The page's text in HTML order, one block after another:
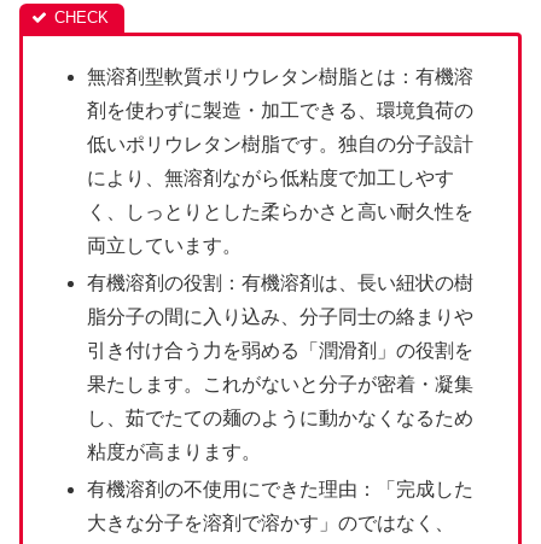
無溶剤型軟質ポリウレタン樹脂とは：有機溶
剤を使わずに製造・加工できる、環境負荷の
低いポリウレタン樹脂です。独自の分子設計
により、無溶剤ながら低粘度で加工しやす
く、しっとりとした柔らかさと高い耐久性を
両立しています。
有機溶剤の役割：有機溶剤は、長い紐状の樹
脂分子の間に入り込み、分子同士の絡まりや
引き付け合う力を弱める「潤滑剤」の役割を
果たします。これがないと分子が密着・凝集
し、茹でたての麺のように動かなくなるため
粘度が高まります。
有機溶剤の不使用にできた理由：「完成した
大きな分子を溶剤で溶かす」のではなく、